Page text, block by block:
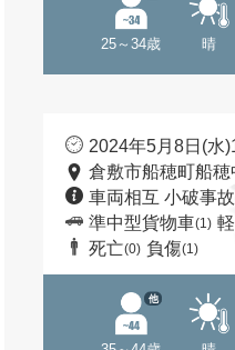
25～34歳 晴
2024年5月8日(水
倉敷市船穂町船
車両相互 小破事故
準中型貨物車(1)
死亡(0) 負傷(1)
他